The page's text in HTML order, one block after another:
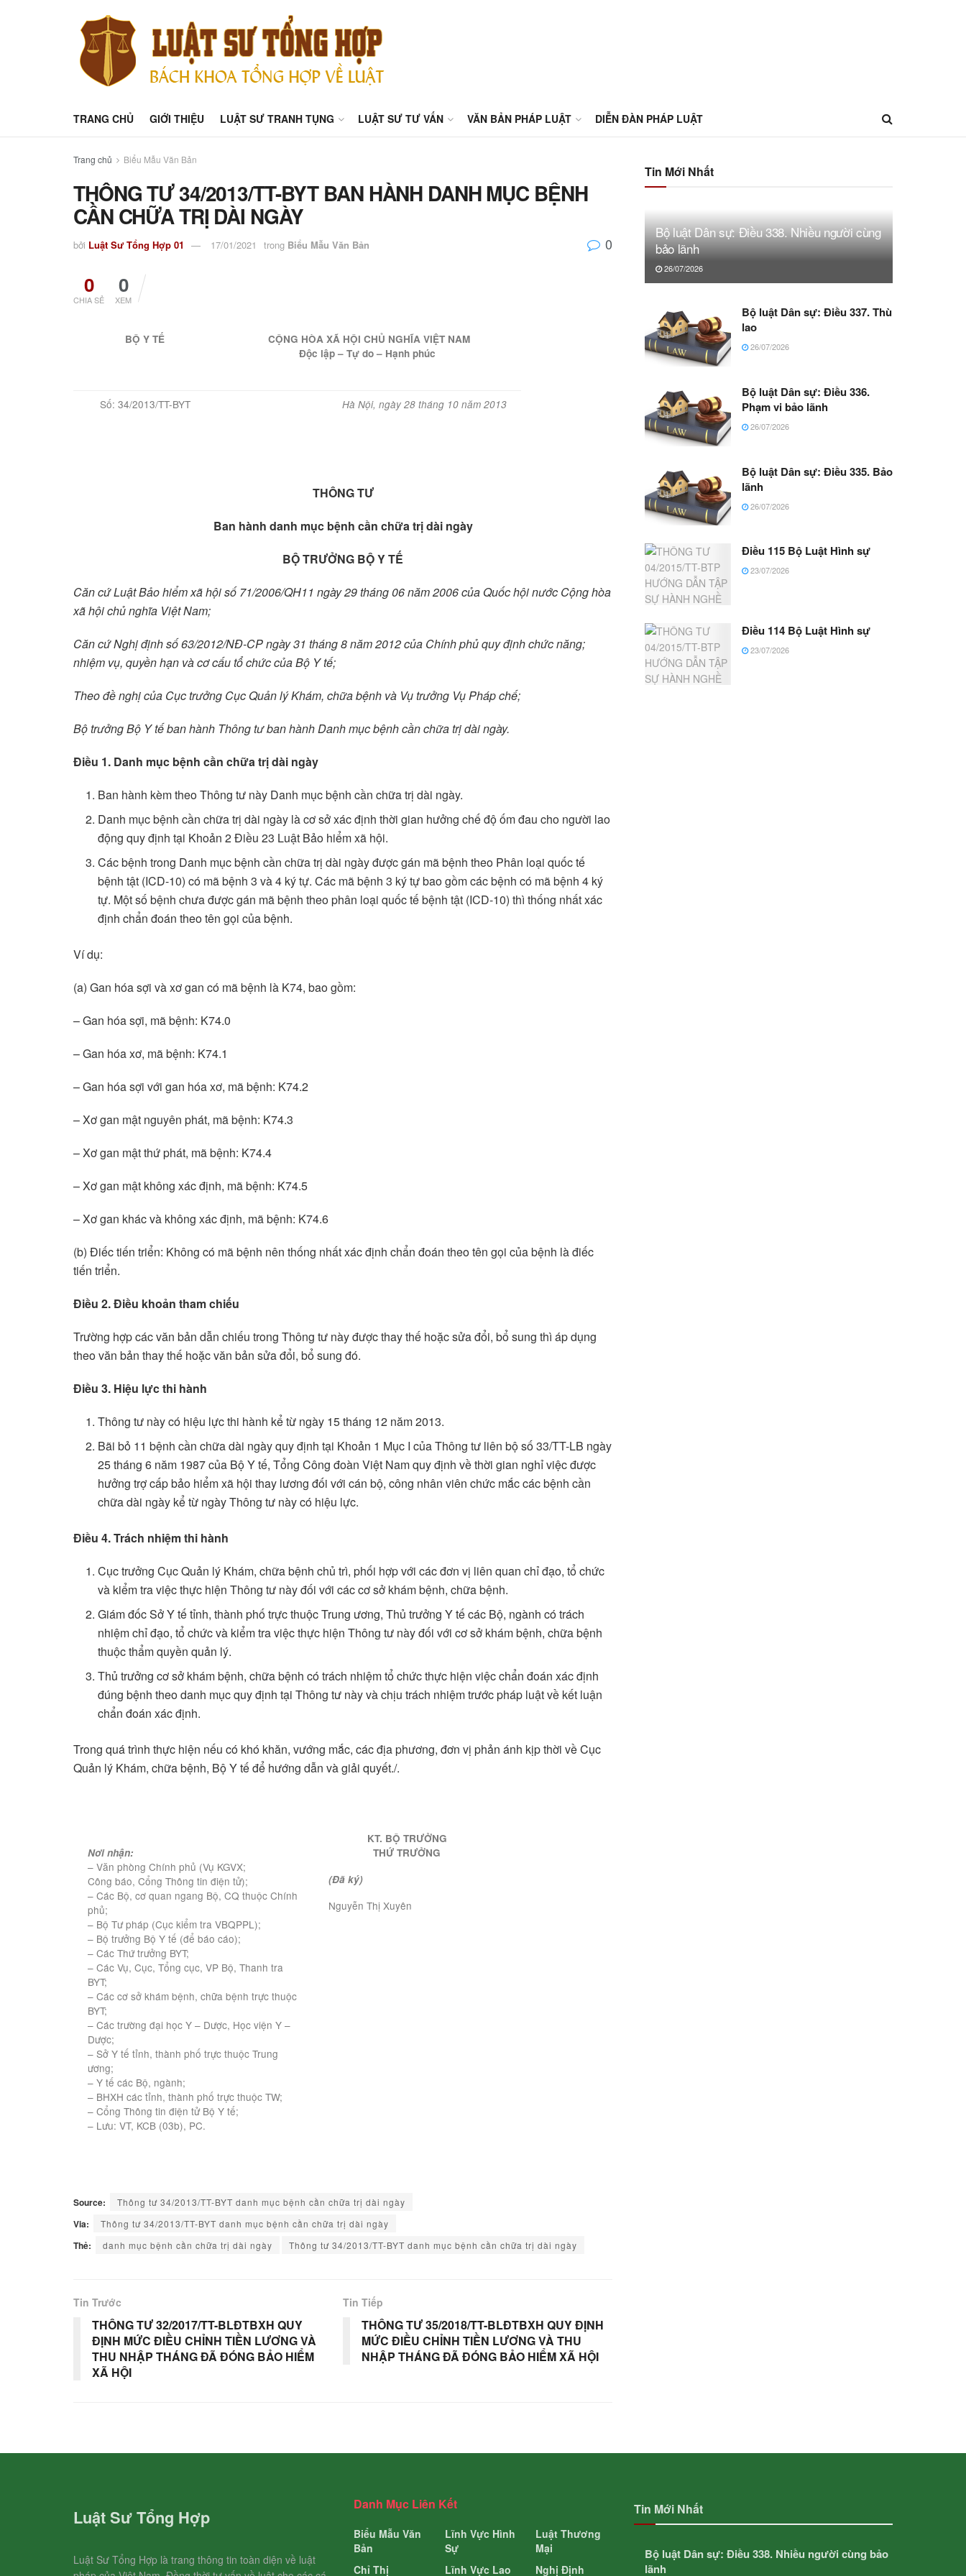
TRANG CHỦ GIỚI THIỆU LUẬT SƯ TRANH TỤNG LUẬT SƯ TƯ VẤN VĂN BẢN PHÁP LUẬT DIỄN ĐÀN PHÁP LUẬT
Trang chủ Biểu Mẫu Văn Bản
THÔNG TƯ 34/2013/TT-BYT BAN HÀNH DANH MỤC BỆNH
CẦN CHỮA TRỊ DÀI NGÀY
bởi Luật Sư Tổng Hợp 01 17/01/2021 trong Biểu Mẫu Văn Bản 0
0
CHIA SẺ
0
XEM
BỘ Y TẾ
CỘNG HÒA XÃ HỘI CHỦ NGHĨA VIỆT NAM
Độc lập – Tự do – Hạnh phúc
Số: 34/2013/TT-BYT Hà Nội, ngày 28 tháng 10 năm 2013
THÔNG TƯ
Ban hành danh mục bệnh cần chữa trị dài ngày
BỘ TRƯỞNG BỘ Y TẾ
Căn cứ Luật Bảo hiểm xã hội số 71/2006/QH11 ngày 29 tháng 06 năm 2006 của Quốc hội nước Cộng hòa
xã hội chủ nghĩa Việt Nam;
Căn cứ Nghị định số 63/2012/NĐ-CP ngày 31 tháng 8 năm 2012 của Chính phủ quy định chức năng;
nhiệm vụ, quyền hạn và cơ cấu tổ chức của Bộ Y tế;
Theo đề nghị của Cục trưởng Cục Quản lý Khám, chữa bệnh và Vụ trưởng Vụ Pháp chế;
Bộ trưởng Bộ Y tế ban hành Thông tư ban hành Danh mục bệnh cần chữa trị dài ngày.
Điều 1. Danh mục bệnh cần chữa trị dài ngày
Ban hành kèm theo Thông tư này Danh mục bệnh cần chữa trị dài ngày.
Danh mục bệnh cần chữa trị dài ngày là cơ sở xác định thời gian hưởng chế độ ốm đau cho người lao
động quy định tại Khoản 2 Điều 23 Luật Bảo hiểm xã hội.
Các bệnh trong Danh mục bệnh cần chữa trị dài ngày được gán mã bệnh theo Phân loại quốc tế
bệnh tật (ICD-10) có mã bệnh 3 và 4 ký tự. Các mã bệnh 3 ký tự bao gồm các bệnh có mã bệnh 4 ký
tự. Một số bệnh chưa được gán mã bệnh theo phân loại quốc tế bệnh tật (ICD-10) thì thống nhất xác
định chẩn đoán theo tên gọi của bệnh.
Ví dụ:
(a) Gan hóa sợi và xơ gan có mã bệnh là K74, bao gồm:
– Gan hóa sợi, mã bệnh: K74.0
– Gan hóa xơ, mã bệnh: K74.1
– Gan hóa sợi với gan hóa xơ, mã bệnh: K74.2
– Xơ gan mật nguyên phát, mã bệnh: K74.3
– Xơ gan mật thứ phát, mã bệnh: K74.4
– Xơ gan mật không xác định, mã bệnh: K74.5
– Xơ gan khác và không xác định, mã bệnh: K74.6
(b) Điếc tiến triển: Không có mã bệnh nên thống nhất xác định chẩn đoán theo tên gọi của bệnh là điếc
tiến triển.
Điều 2. Điều khoản tham chiếu
Trường hợp các văn bản dẫn chiếu trong Thông tư này được thay thế hoặc sửa đổi, bổ sung thì áp dụng
theo văn bản thay thế hoặc văn bản sửa đổi, bổ sung đó.
Điều 3. Hiệu lực thi hành
Thông tư này có hiệu lực thi hành kể từ ngày 15 tháng 12 năm 2013.
Bãi bỏ 11 bệnh cần chữa dài ngày quy định tại Khoản 1 Mục I của Thông tư liên bộ số 33/TT-LB ngày
25 tháng 6 năm 1987 của Bộ Y tế, Tổng Công đoàn Việt Nam quy định về thời gian nghỉ việc được
hưởng trợ cấp bảo hiểm xã hội thay lương đối với cán bộ, công nhân viên chức mắc các bệnh cần
chữa dài ngày kể từ ngày Thông tư này có hiệu lực.
Điều 4. Trách nhiệm thi hành
Cục trưởng Cục Quản lý Khám, chữa bệnh chủ trì, phối hợp với các đơn vị liên quan chỉ đạo, tổ chức
và kiểm tra việc thực hiện Thông tư này đối với các cơ sở khám bệnh, chữa bệnh.
Giám đốc Sở Y tế tỉnh, thành phố trực thuộc Trung ương, Thủ trưởng Y tế các Bộ, ngành có trách
nhiệm chỉ đạo, tổ chức và kiểm tra việc thực hiện Thông tư này đối với cơ sở khám bệnh, chữa bệnh
thuộc thẩm quyền quản lý.
Thủ trưởng cơ sở khám bệnh, chữa bệnh có trách nhiệm tổ chức thực hiện việc chẩn đoán xác định
đúng bệnh theo danh mục quy định tại Thông tư này và chịu trách nhiệm trước pháp luật về kết luận
chẩn đoán xác định.
Trong quá trình thực hiện nếu có khó khăn, vướng mắc, các địa phương, đơn vị phản ánh kịp thời về Cục
Quản lý Khám, chữa bệnh, Bộ Y tế để hướng dẫn và giải quyết./.
Nơi nhận:
– Văn phòng Chính phủ (Vụ KGVX;
Công báo, Cổng Thông tin điện tử);
– Các Bộ, cơ quan ngang Bộ, CQ thuộc Chính
phủ;
– Bộ Tư pháp (Cục kiểm tra VBQPPL);
– Bộ trưởng Bộ Y tế (để báo cáo);
– Các Thứ trưởng BYT;
– Các Vụ, Cục, Tổng cục, VP Bộ, Thanh tra
BYT;
– Các cơ sở khám bệnh, chữa bệnh trực thuộc
BYT;
– Các trường đại học Y – Dược, Học viện Y –
Dược;
– Sở Y tế tỉnh, thành phố trực thuộc Trung
ương;
– Y tế các Bộ, ngành;
– BHXH các tỉnh, thành phố trực thuộc TW;
– Cổng Thông tin điện tử Bộ Y tế;
– Lưu: VT, KCB (03b), PC.
KT. BỘ TRƯỞNG
THỨ TRƯỞNG
(Đã ký)
Nguyễn Thị Xuyên
Source: Thông tư 34/2013/TT-BYT danh mục bệnh cần chữa trị dài ngày
Via: Thông tư 34/2013/TT-BYT danh mục bệnh cần chữa trị dài ngày
Thẻ: danh mục bệnh cần chữa trị dài ngày Thông tư 34/2013/TT-BYT danh mục bệnh cần chữa trị dài ngày
Tin Trước
THÔNG TƯ 32/2017/TT-BLĐTBXH QUY
ĐỊNH MỨC ĐIỀU CHỈNH TIỀN LƯƠNG VÀ
THU NHẬP THÁNG ĐÃ ĐÓNG BẢO HIỂM
XÃ HỘI
Tin Tiếp
THÔNG TƯ 35/2018/TT-BLĐTBXH QUY ĐỊNH
MỨC ĐIỀU CHỈNH TIỀN LƯƠNG VÀ THU
NHẬP THÁNG ĐÃ ĐÓNG BẢO HIỂM XÃ HỘI
Tin Mới Nhất
Bộ luật Dân sự: Điều 338. Nhiều người cùng
bảo lãnh
26/07/2026
Bộ luật Dân sự: Điều 337. Thù
lao
26/07/2026
Bộ luật Dân sự: Điều 336.
Phạm vi bảo lãnh
26/07/2026
Bộ luật Dân sự: Điều 335. Bảo
lãnh
26/07/2026
Điều 115 Bộ Luật Hình sự
23/07/2026
Điều 114 Bộ Luật Hình sự
23/07/2026
Luật Sư Tổng Hợp
Luật Sư Tổng Hợp là trang thông tin toàn diện về luật
Danh Mục Liên Kết
Biểu Mẫu Văn
Bản
Chỉ Thị
Lĩnh Vực Hình
Sự
Lĩnh Vực Lao
Luật Thương
Mại
Nghị Định
Tin Mới Nhất
Bộ luật Dân sự: Điều 338. Nhiều người cùng bảo
lãnh